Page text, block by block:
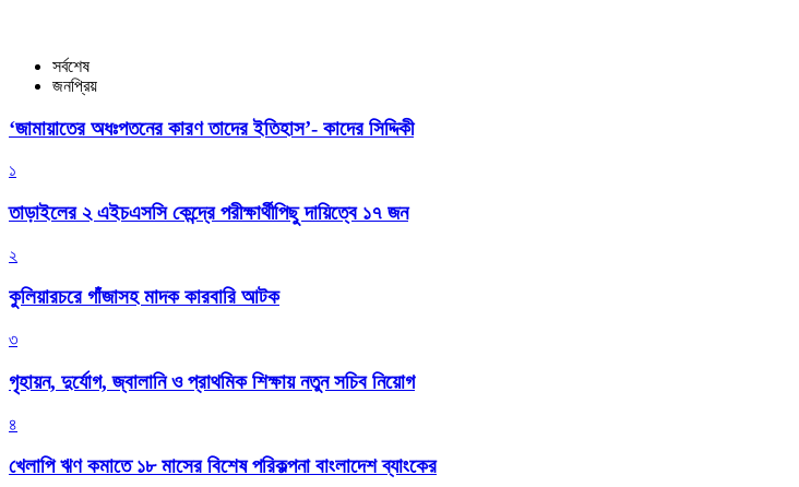
সর্বশেষ
জনপ্রিয়
‘জামায়াতের অধঃপতনের কারণ তাদের ইতিহাস’- কাদের সিদ্দিকী
১
তাড়াইলের ২ এইচএসসি কেন্দ্রে পরীক্ষার্থীপিছু দায়িত্বে ১৭ জন
২
কুলিয়ারচরে গাঁজাসহ মাদক কারবারি আটক
৩
গৃহায়ন, দুর্যোগ, জ্বালানি ও প্রাথমিক শিক্ষায় নতুন সচিব নিয়োগ
৪
খেলাপি ঋণ কমাতে ১৮ মাসের বিশেষ পরিকল্পনা বাংলাদেশ ব্যাংকের